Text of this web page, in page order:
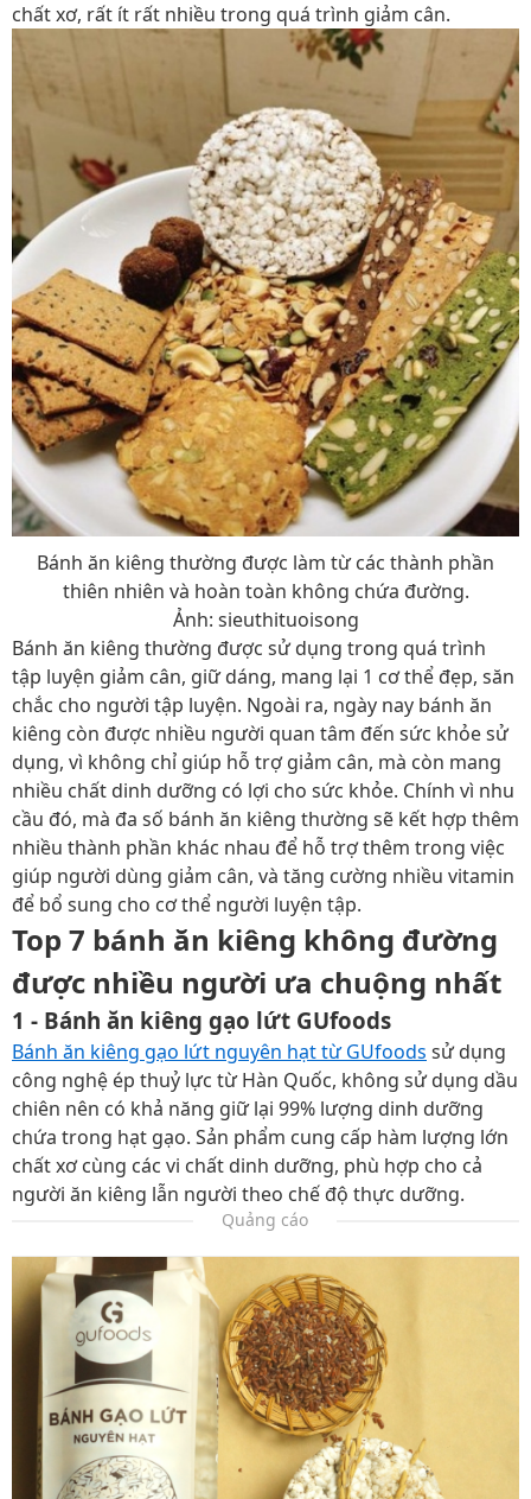
chất xơ, rất ít rất nhiều trong quá trình giảm cân.
Bánh ăn kiêng thường được làm từ các thành phần
thiên nhiên và hoàn toàn không chứa đường.
Ảnh: sieuthituoisong
Bánh ăn kiêng thường được sử dụng trong quá trình
tập luyện giảm cân, giữ dáng, mang lại 1 cơ thể đẹp, săn
chắc cho người tập luyện. Ngoài ra, ngày nay bánh ăn
kiêng còn được nhiều người quan tâm đến sức khỏe sử
dụng, vì không chỉ giúp hỗ trợ giảm cân, mà còn mang
nhiều chất dinh dưỡng có lợi cho sức khỏe. Chính vì nhu
cầu đó, mà đa số bánh ăn kiêng thường sẽ kết hợp thêm
nhiều thành phần khác nhau để hỗ trợ thêm trong việc
giúp người dùng giảm cân, và tăng cường nhiều vitamin
để bổ sung cho cơ thể người luyện tập.
Top 7 bánh ăn kiêng không đường
được nhiều người ưa chuộng nhất
1 - Bánh ăn kiêng gạo lứt GUfoods
Bánh ăn kiêng gạo lứt nguyên hạt từ GUfoods sử dụng
công nghệ ép thuỷ lực từ Hàn Quốc, không sử dụng dầu
chiên nên có khả năng giữ lại 99% lượng dinh dưỡng
chứa trong hạt gạo. Sản phẩm cung cấp hàm lượng lớn
chất xơ cùng các vi chất dinh dưỡng, phù hợp cho cả
người ăn kiêng lẫn người theo chế độ thực dưỡng.
Quảng cáo